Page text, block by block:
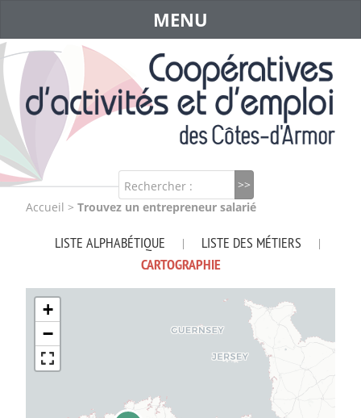
Rechercher :
MENU
Accueil > Trouvez un entrepreneur salarié
LISTE ALPHABÉTIQUE | LISTE DES MÉTIERS |
CARTOGRAPHIE
+
−